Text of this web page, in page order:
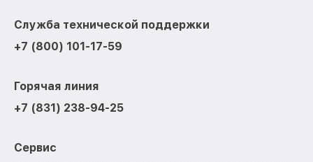
Служба технической поддержки
+7 (800) 101-17-59
Горячая линия
+7 (831) 238-94-25
Сервис